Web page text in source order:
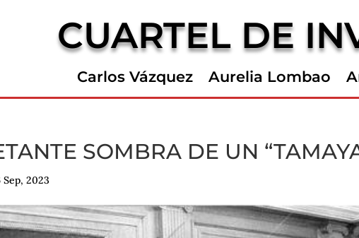
CUARTEL DE
Carlos Vázquez Aurelia Lombao
SOMBRA DE UN
Sep, 2023